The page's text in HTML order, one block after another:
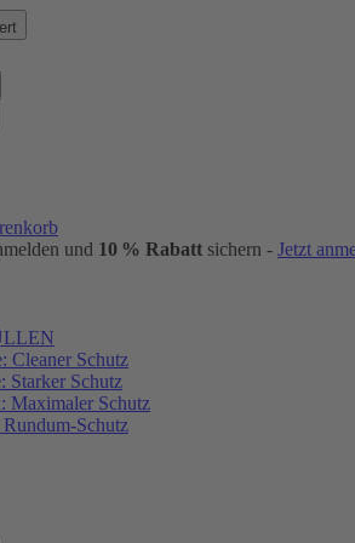
und 10 % Rabatt sichern - Jetzt
Cleaner Schutz
Starker Schutz
Maximaler Schutz
Schutz